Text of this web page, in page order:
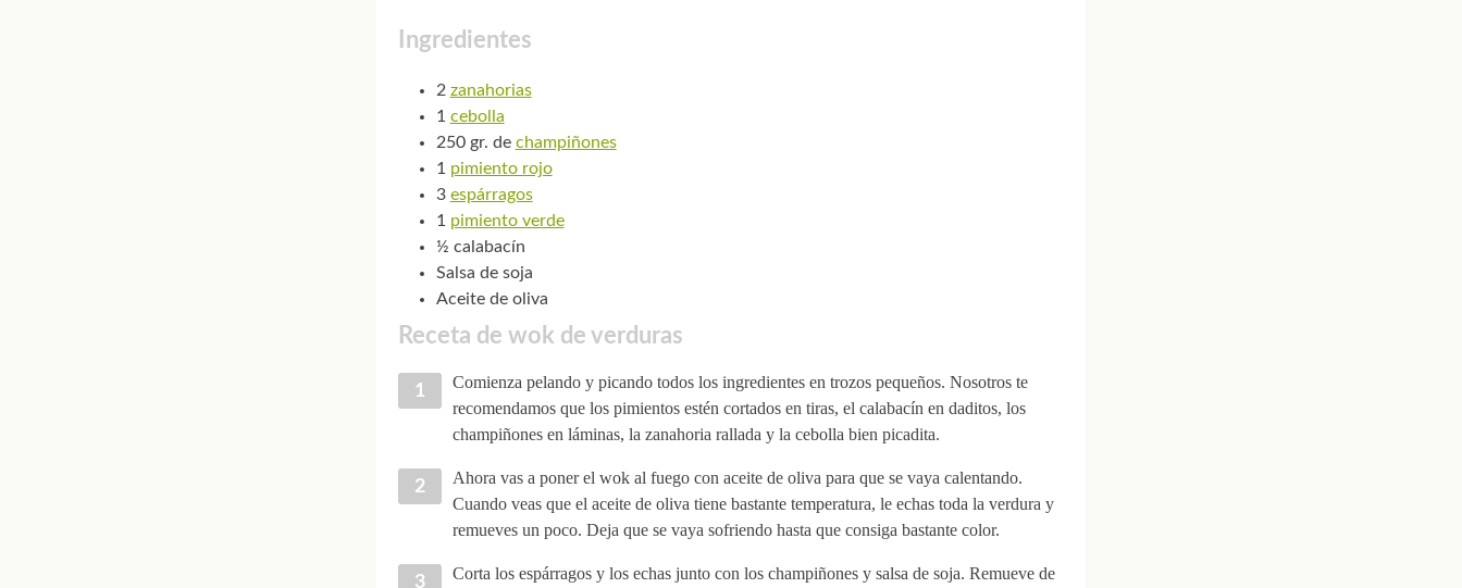
Ingredientes
2 zanahorias
1 cebolla
250 gr. de champiñones
1 pimiento rojo
3 espárragos
1 pimiento verde
½ calabacín
Salsa de soja
Aceite de oliva
Receta de wok de verduras
Comienza pelando y picando todos los ingredientes en trozos pequeños. Nosotros te
recomendamos que los pimientos estén cortados en tiras, el calabacín en daditos, los
champiñones en láminas, la zanahoria rallada y la cebolla bien picadita.
Ahora vas a poner el wok al fuego con aceite de oliva para que se vaya calentando.
Cuando veas que el aceite de oliva tiene bastante temperatura, le echas toda la verdura y
remueves un poco. Deja que se vaya sofriendo hasta que consiga bastante color.
Corta los espárragos y los echas junto con los champiñones y salsa de soja. Remueve de